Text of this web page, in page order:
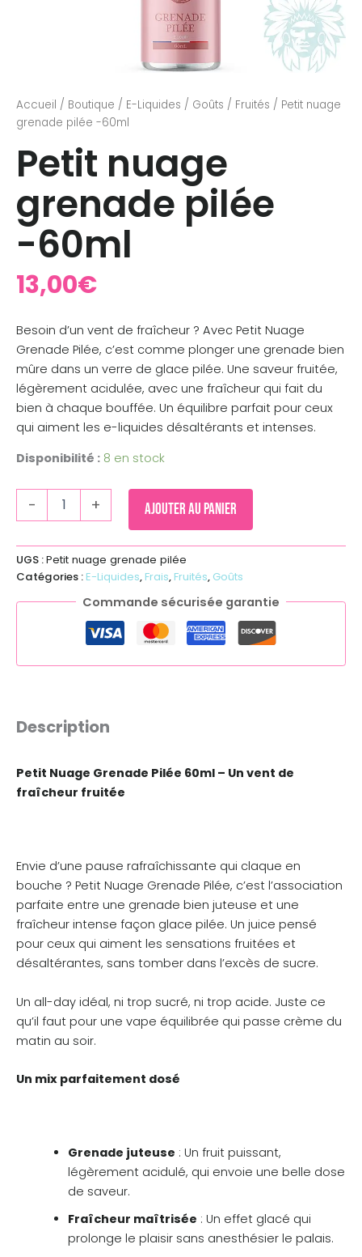
Accueil / Boutique / E-Liquides / Goûts / Fruités / Petit nuage
grenade pilée -60ml
Petit nuage
grenade pilée
-60ml
13,00€
Besoin d’un vent de fraîcheur ? Avec Petit Nuage
Grenade Pilée, c’est comme plonger une grenade bien
mûre dans un verre de glace pilée. Une saveur fruitée,
légèrement acidulée, avec une fraîcheur qui fait du
bien à chaque bouffée. Un équilibre parfait pour ceux
qui aiment les e-liquides désaltérants et intenses.
Disponibilité : 8 en stock
- + Ajouter au panier
UGS :Petit nuage grenade pilée
Catégories : E-Liquides, Frais, Fruités, Goûts
Commande sécurisée garantie
Description
Petit Nuage Grenade Pilée 60ml – Un vent de
fraîcheur fruitée
Envie d’une pause rafraîchissante qui claque en
bouche ? Petit Nuage Grenade Pilée, c’est l’association
parfaite entre une grenade bien juteuse et une
fraîcheur intense façon glace pilée. Un juice pensé
pour ceux qui aiment les sensations fruitées et
désaltérantes, sans tomber dans l’excès de sucre.
Un all-day idéal, ni trop sucré, ni trop acide. Juste ce
qu’il faut pour une vape équilibrée qui passe crème du
matin au soir.
Un mix parfaitement dosé
Grenade juteuse : Un fruit puissant,
légèrement acidulé, qui envoie une belle dose
de saveur.
Fraîcheur maîtrisée : Un effet glacé qui
prolonge le plaisir sans anesthésier le palais.